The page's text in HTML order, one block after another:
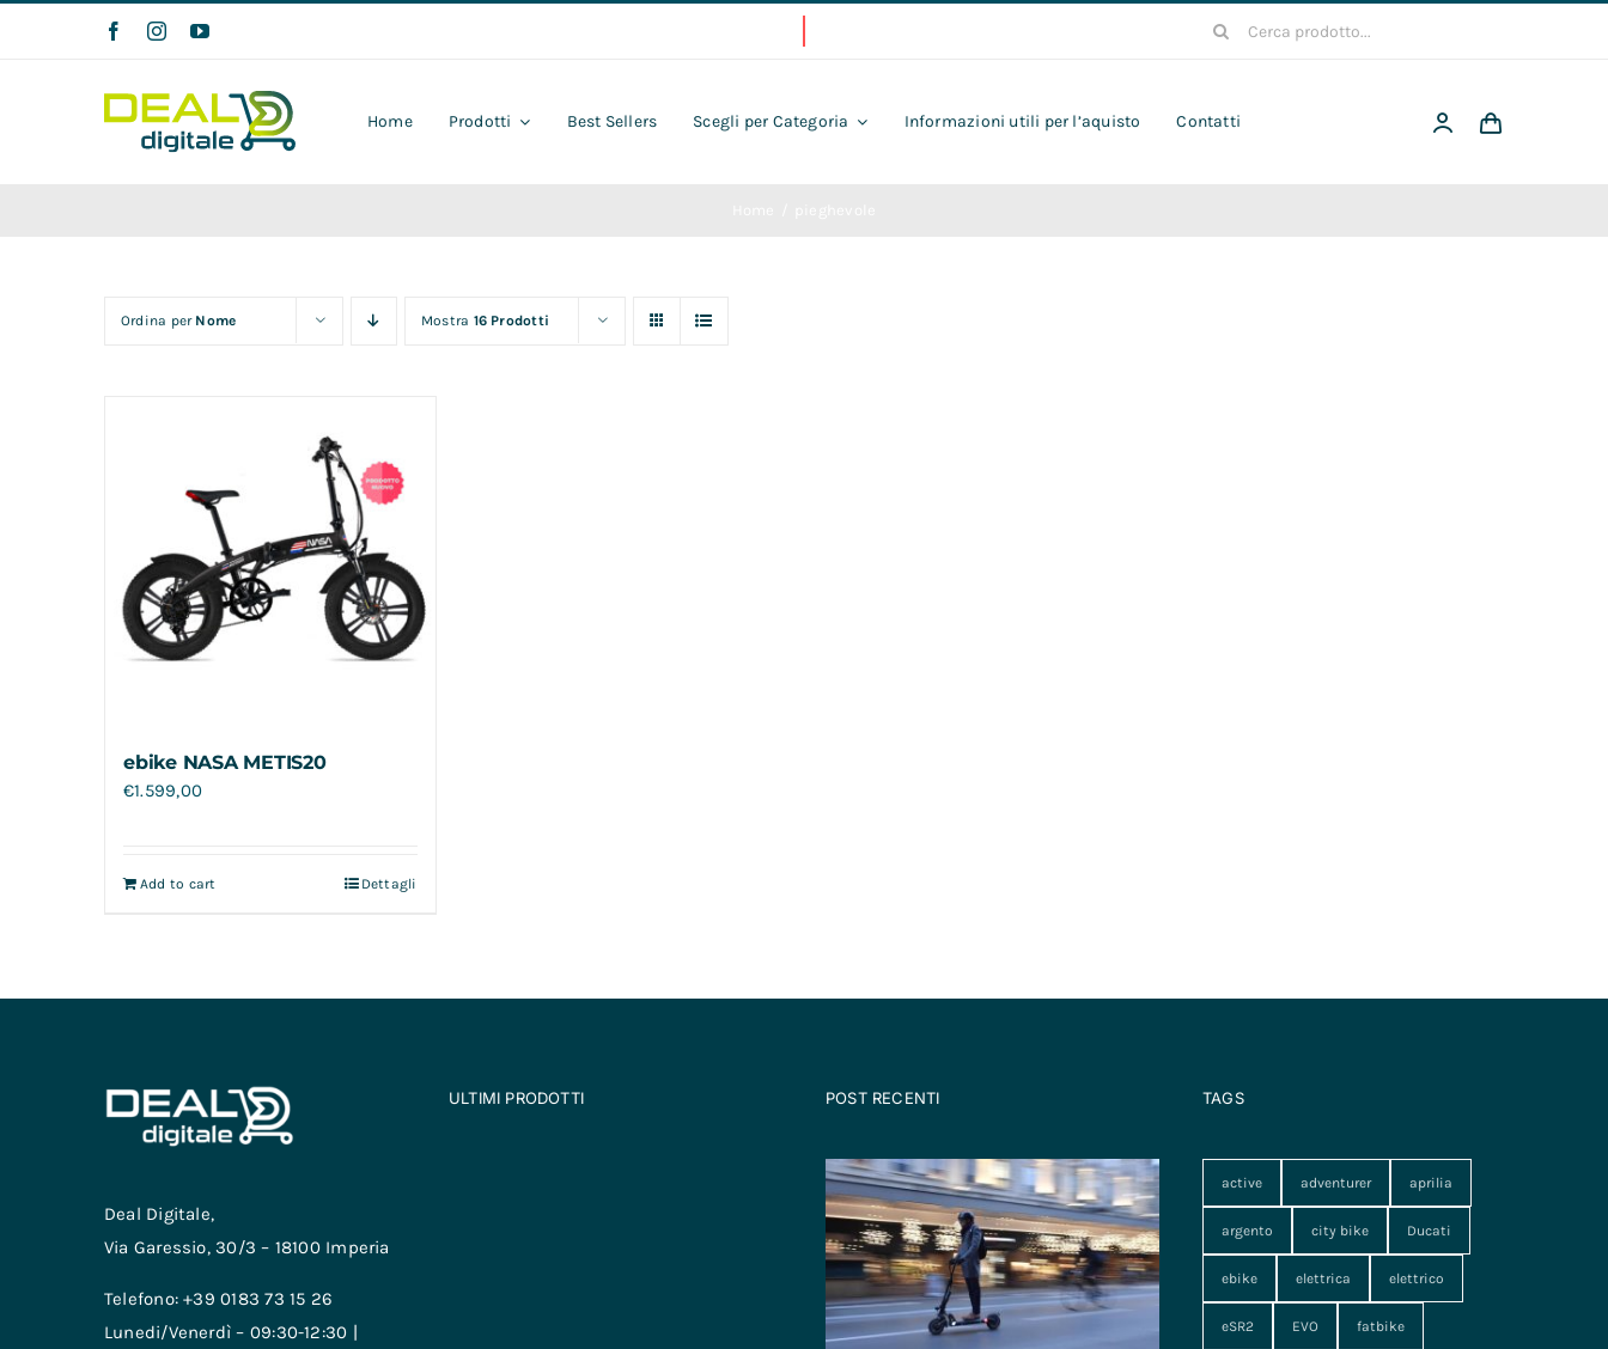
Cerca
Home Prodotti Best Sellers Scegli per Categoria Informazioni utili per l’aquisto Contatti
Ordina per Nome Mostra 16 Prodotti
ebike NASA METIS20
€1.599,00
Add to cart Dettagli
Deal Digitale,
Via Garessio, 30/3 – 18100 Imperia
Telefono: +39 0183 73 15 26
Lunedi/Venerdì – 09:30-12:30 |
ULTIMI PRODOTTI POST RECENTI TAGS
active adventurer aprilia
argento city bike Ducati
ebike elettrica elettrico
eSR2 EVO fatbike